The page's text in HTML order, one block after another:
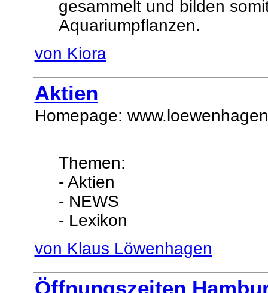
gesammelt und bilden
Aquariumpflanzen.
von Kiora
Aktien
Homepage:
Themen:
- Aktien
- NEWS
- Lexikon
von Klaus Löwenhagen
Öffnungszeiten